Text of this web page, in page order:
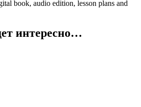
book, audio edition, lesson plans and
интересно…